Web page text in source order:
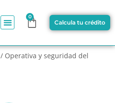
0
Calcula tu crédito
/ Operativa y seguridad del